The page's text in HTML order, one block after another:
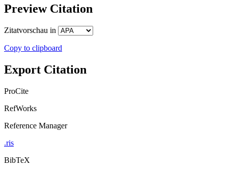
Preview Citation
Zitatvorschau in
Copy to clipboard
Export Citation
ProCite
RefWorks
Reference Manager
.ris
BibTeX